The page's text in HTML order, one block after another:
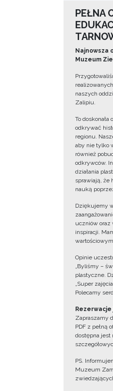
PEŁNA
Najnowsza
Muzeum
naszych
Zalipiu.
To
odkrywać
regionu.
aby nie tylko
również
odkrywców.
działania
sprawiają, że
nauką
Dziękujemy
uczniów oraz
inspiracji.
Opinie
„Byliśmy –
plastyczne.
„Super
Polecamy
Rezerwacje
Zapraszamy
PDF z pełną
dostępna jest
PS.
Muzeum